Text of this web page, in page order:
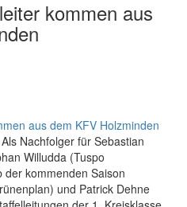
kommen aus
Nachfolger für Sebastian
Willudda (Tuspo
kommenden Saison
und Patrick Dehne